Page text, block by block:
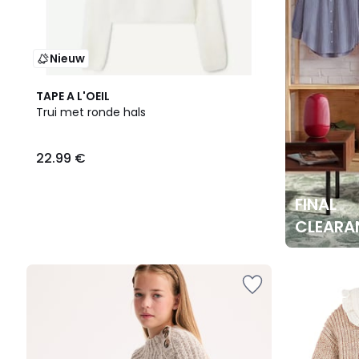
Nieuw
TAPE A L'OEIL
Trui met ronde hals
22.99 €
FINAL